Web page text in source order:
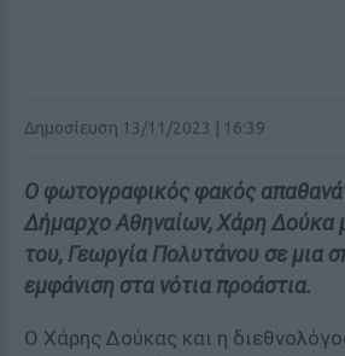
Δημοσίευση 13/11/2023 | 16:39
Ο φωτογραφικός φακός
Δήμαρχο Αθηναίων, Χάρη Δούκα
του, Γεωργία Πολυτάνου σε μια
εμφάνιση στα νότια προάστια.
Ο Χάρης Δούκας και η